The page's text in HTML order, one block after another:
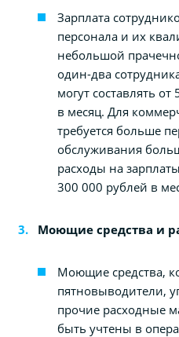
Зарплата
персонала и их
небольшой
один-два
могут составлять
в месяц. Для
требуется больше
обслуживания
расходы на
300 000 рублей в
Моющие средства и
Моющие средства,
пятновыводители,
прочие расходные
быть учтены в